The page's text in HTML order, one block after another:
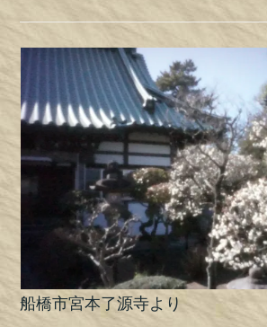
船橋市宮本了源寺より